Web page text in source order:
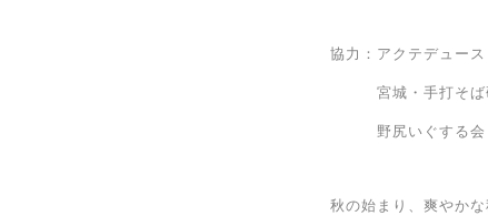
協力：アクテデュー
宮城・手打そば研
野尻いぐする
秋の始まり、 爽やか